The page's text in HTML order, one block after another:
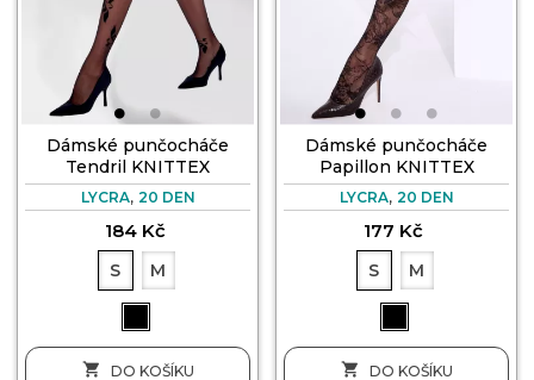
Dámské punčocháče
Tendril KNITTEX
LYCRA, 20 DEN
184 Kč
S M
 DO KOŠÍKU
Dámské punčocháče
Papillon KNITTEX
LYCRA, 20 DEN
177 Kč
S M
 DO KOŠÍKU